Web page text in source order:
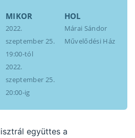
MIKOR
2022.
szeptember 25.
19:00-tól
2022.
szeptember 25.
20:00-ig
HOL
Márai Sándor
Művelődési Ház
együttes a